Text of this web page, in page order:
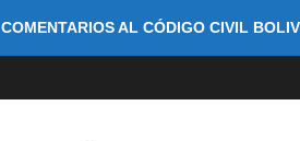
COMENTARIOS AL CÓDIGO CIVIL